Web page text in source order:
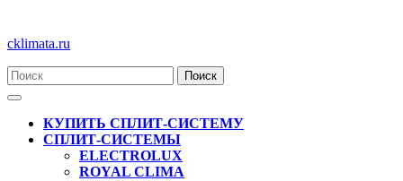
Перейти
содержимому
cklimata.ru
Кнопка
ОткрытьКУПИТЬ СПЛИТ-СИСТЕМУ
СПЛИТ-СИСТЕМЫ
ELECTROLUX
ROYAL CLIMA